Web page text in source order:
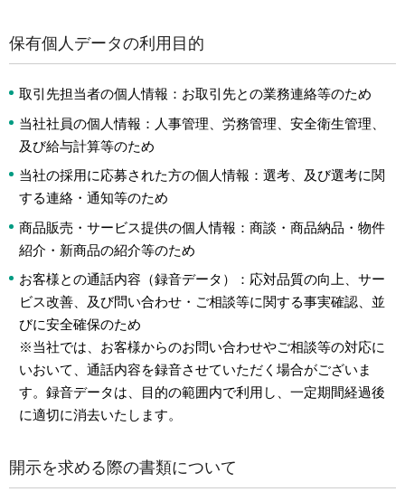
保有個人データの利用目的
取引先担当者の個人情報：お取引先との業務連絡等のため
当社社員の個人情報：人事管理、労務管理、安全衛生管理、
及び給与計算等のため
当社の採用に応募された方の個人情報：選考、及び選考に関
する連絡・通知等のため
商品販売・サービス提供の個人情報：商談・商品納品・物件
紹介・新商品の紹介等のため
お客様との通話内容（録音データ）：応対品質の向上、サー
ビス改善、及び問い合わせ・ご相談等に関する事実確認、並
びに安全確保のため
※当社では、お客様からのお問い合わせやご相談等の対応に
いおいて、通話内容を録音させていただく場合がございま
す。録音データは、目的の範囲内で利用し、一定期間経過後
に適切に消去いたします。
開示を求める際の書類について